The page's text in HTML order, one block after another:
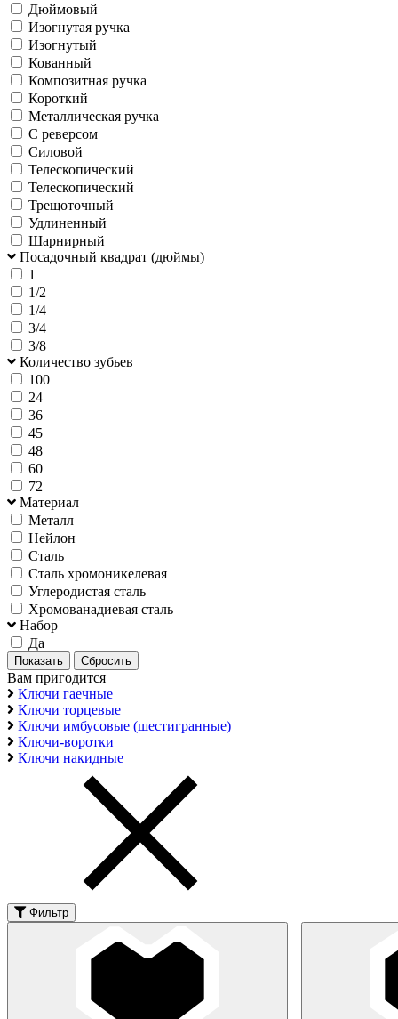
Дюймовый
Изогнутая ручка
Изогнутый
Кованный
Композитная ручка
Короткий
Металлическая ручка
С реверсом
Силовой
Телескопический
Телескопический
Трещоточный
Удлиненный
Шарнирный
Посадочный квадрат (дюймы)
1
1/2
1/4
3/4
3/8
Количество зубьев
100
24
36
45
48
60
72
Материал
Металл
Нейлон
Сталь
Сталь хромоникелевая
Углеродистая сталь
Хромованадиевая сталь
Набор
Да
Вам пригодится
Ключи гаечные
Ключи торцевые
Ключи имбусовые (шестигранные)
Ключи-воротки
Ключи накидные
Фильтр